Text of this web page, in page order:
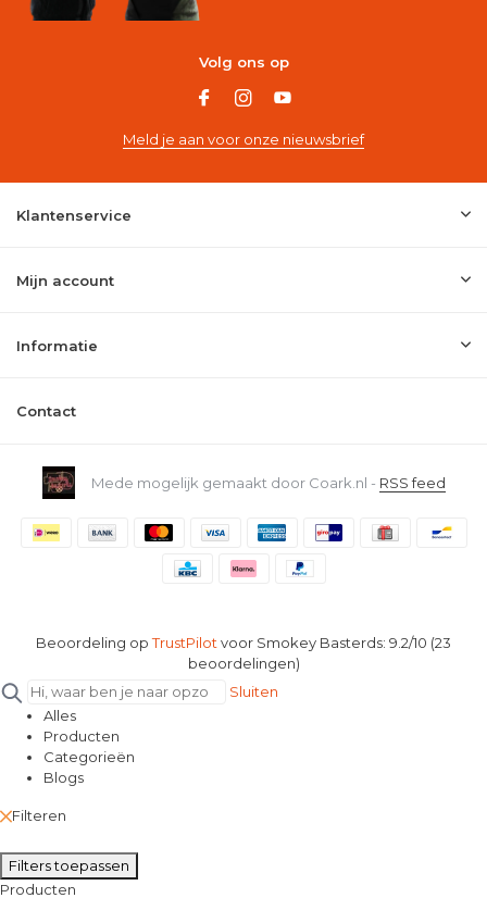
Volg ons op
Meld je aan voor onze nieuwsbrief
Klantenservice
Mijn account
Informatie
Contact
Mede mogelijk gemaakt door Coark.nl - RSS feed
Beoordeling opTrustPilot voor Smokey Basterds: 9.2/10 (23
beoordelingen)
Sluiten
Alles
Producten
Categorieën
Blogs
Filteren
Filters toepassen
Producten